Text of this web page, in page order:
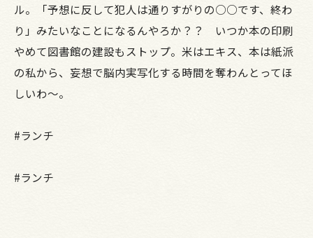
ル。「予想に反して犯人は通りすがりの○○です、終わ
り」みたいなことになるんやろか？？ いつか本の印刷
やめて図書館の建設もストップ。米はエキス、本は紙派
の私から、妄想で脳内実写化する時間を奪わんとってほ
しいわ～。
#ランチ
#ランチ